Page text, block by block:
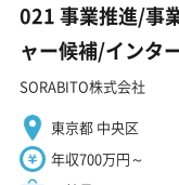
021 事業推進/事
ャー候補/インタ
SORABITO株式会社
東京都 中央区
年収700万円～